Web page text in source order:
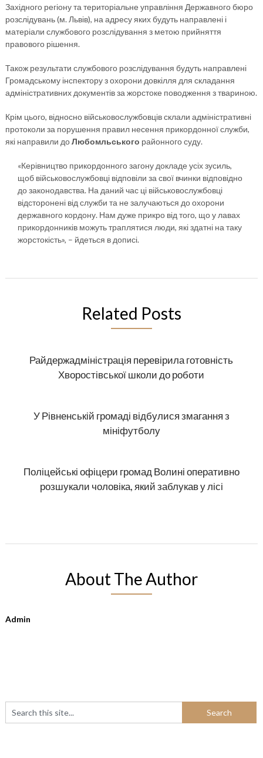
Західного регіону та територіальне управління Державного бюро
розслідувань (м. Львів), на адресу яких будуть направлені і
матеріали службового розслідування з метою прийняття
правового рішення.
Також результати службового розслідування будуть направлені
Громадському інспектору з охорони довкілля для складання
адміністративних документів за жорстоке поводження з твариною.
Крім цього, відносно військовослужбовців склали адміністративні
протоколи за порушення правил несення прикордонної служби,
які направили доЛюбомльського районного суду.
«Керівництво прикордонного загону докладе усіх зусиль,
щоб військовослужбовці відповіли за свої вчинки відповідно
до законодавства. На даний час ці військовослужбовці
відсторонені від служби та не залучаються до охорони
державного кордону. Нам дуже прикро від того, що у лавах
прикордонників можуть траплятися люди, які здатні на таку
жорстокість», – йдеться в дописі.
Related Posts
Райдержадміністрація перевірила готовність
Хворостівської школи до роботи
У Рівненській громаді відбулися змагання з
мініфутболу
Поліцейські офіцери громад Волині оперативно
розшукали чоловіка, який заблукав у лісі
About The Author
Admin